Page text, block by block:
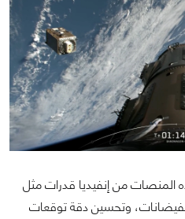
من إنفيديا قدرات مثل
وتحسين دقة توقعات